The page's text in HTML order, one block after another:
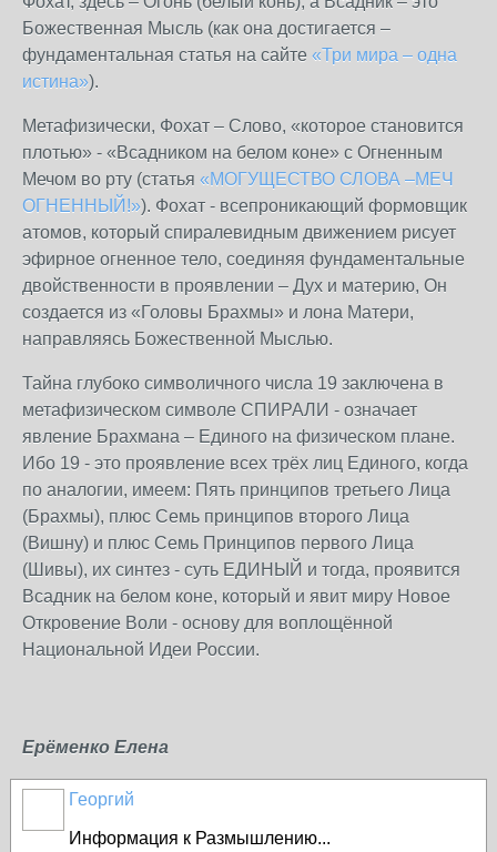
Божественная Мысль (как она достигается –
фундаментальная статья на сайте «Три мира – одна
истина»).
Метафизически, Фохат – Слово, «которое становится
плотью» - «Всадником на белом коне» с Огненным
Мечом во рту (статья «МОГУЩЕСТВО СЛОВА –МЕЧ
ОГНЕННЫЙ!»). Фохат - всепроникающий формовщик
атомов, который спиралевидным движением рисует
эфирное огненное тело, соединяя фундаментальные
двойственности в проявлении – Дух и материю, Он
создается из «Головы Брахмы» и лона Матери,
направляясь Божественной Мыслью.
Тайна глубоко символичного числа 19 заключена в
метафизическом символе СПИРАЛИ - означает
явление Брахмана – Единого на физическом плане.
Ибо 19 - это проявление всех трёх лиц Единого, когда
по аналогии, имеем: Пять принципов третьего Лица
(Брахмы), плюс Семь принципов второго Лица
(Вишну) и плюс Семь Принципов первого Лица
(Шивы), их синтез - суть ЕДИНЫЙ и тогда, проявится
Всадник на белом коне, который и явит миру Новое
Откровение Воли - основу для воплощённой
Национальной Идеи России.
Ерёменко Елена
Георгий
Информация к Размышлению...